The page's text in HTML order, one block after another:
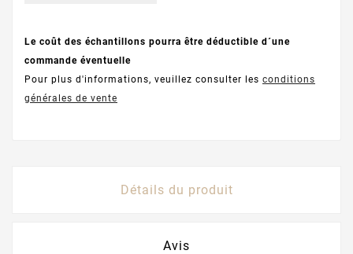
Le coût des échantillons pourra être déductible d´une
commande éventuelle
Pour plus d'informations, veuillez consulter les conditions
générales de vente
Détails du produit
Avis